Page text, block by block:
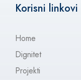
Korisni linkovi
Home
Dignitet
Projekti